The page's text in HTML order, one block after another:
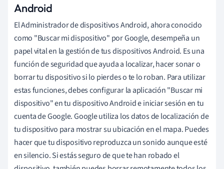
Android
El Administrador de dispositivos Android, ahora conocido
como "Buscar mi dispositivo" por Google, desempeña un
papel vital en la gestión de tus dispositivos Android. Es una
función de seguridad que ayuda a localizar, hacer sonar o
borrar tu dispositivo si lo pierdes o te lo roban. Para utilizar
estas funciones, debes configurar la aplicación "Buscar mi
dispositivo" en tu dispositivo Android e iniciar sesión en tu
cuenta de Google. Google utiliza los datos de localización de
tu dispositivo para mostrar su ubicación en el mapa. Puedes
hacer que tu dispositivo reproduzca un sonido aunque esté
en silencio. Si estás seguro de que te han robado el